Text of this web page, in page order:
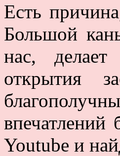
Есть
Большой
нас,
открытия
впечатлений
Youtube и